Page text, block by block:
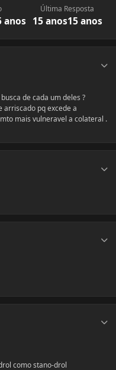
anos
Última Resposta
15 anos15 anos
de cada um deles ?
arriscado pq excede a
mais vulneravel a colateral .
como stano-drol